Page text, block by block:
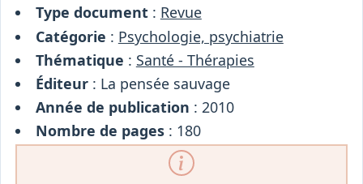
Type document: Revue
Catégorie : Psychologie, psychiatrie
Thématique : Santé - Thérapies
Éditeur: La pensée sauvage
Année de publication : 2010
Nombre de pages: 180